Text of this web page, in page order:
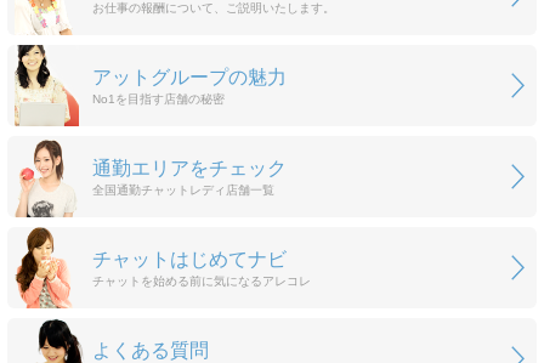
お仕事の報酬について、ご説明いたします。
アットグループの魅力
No1を目指す店舗の秘密
通勤エリアをチェック
全国通勤チャットレディ店舗一覧
チャットはじめてナビ
チャットを始める前に気になるアレコレ
よくある質問